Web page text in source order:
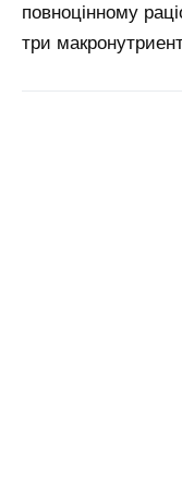
повноцінному
три